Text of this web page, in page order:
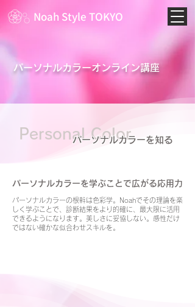
Noah Style TOKYO
パーソナルカラーオンライン講座
Personal Color
パーソナルカラーを知る
パーソナルカラーを学ぶことで広がる応用力
パーソナルカラーの根幹は色彩学。Noahでその理論を楽
しく学ぶことで、診断結果をより的確に、最大限に活用
できるようになります。美しさに妥協しない。感性だけ
ではない確かな似合わせスキルを。